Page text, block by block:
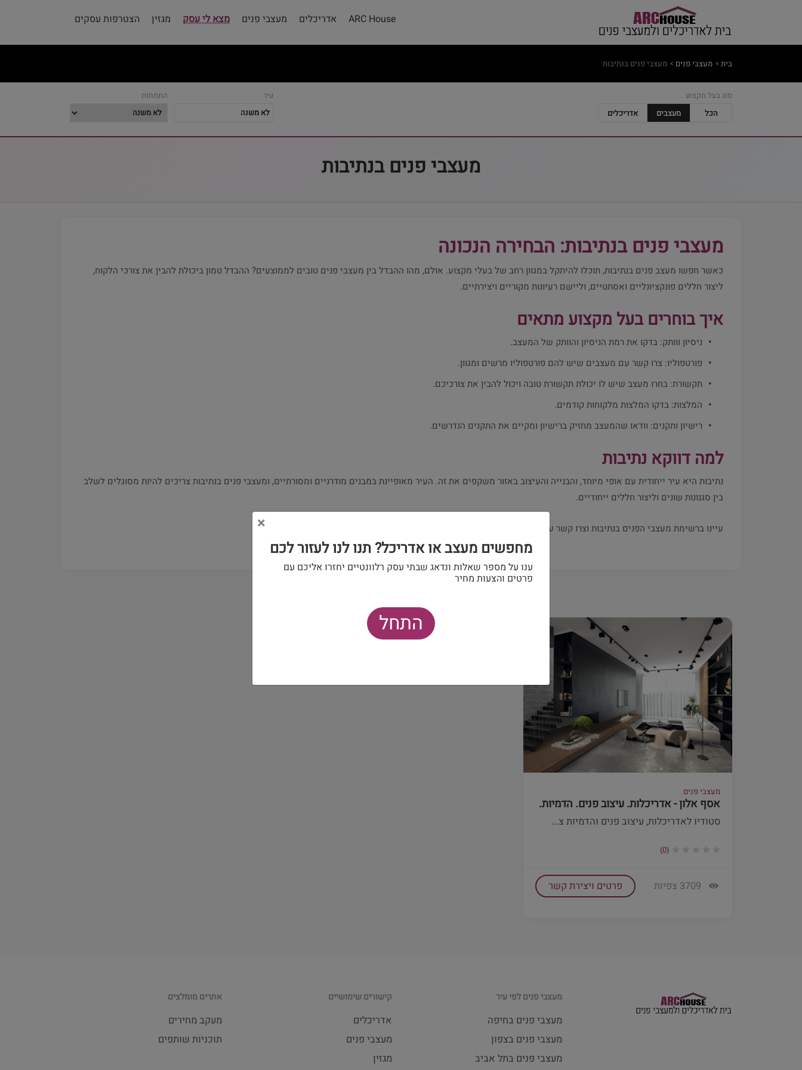
ARC House אדריכלים מעצבי פנים מצא לי עסק מגזין הצטרפות עסקים
בית מעצבי פנים מעצבי פנים בנתיבות
סוג בעל מקצוע
הכל
מעצבים אדריכלים
התמחות עיר
מעצבי פנים בנתיבות
מעצבי פנים בנתיבות: הבחירה הנכונה
כאשר חפשו מעצב פנים בנתיבות, תוכלו להיתקל במגוון רחב של בעלי מקצוע. אולם, מהו ההבדל בין מעצבי פנים טובים לממוצעים? ההבדל טמון ביכולת להבין את צורכי הלקוח,
ליצור חללים פונקציונליים ואסתטיים, וליישם רעיונות מקוריים ויצירתיים.
איך בוחרים בעל מקצוע מתאים
ניסיון ווותק: בדקו את רמת הניסיון והוותק של המעצב.
פורטפוליו: צרו קשר עם מעצבים שיש להם פורטפוליו מרשים ומגוון.
תקשורת: בחרו מעצב שיש לו יכולת תקשורת טובה ויכול להבין את צורכיכם.
המלצות: בדקו המלצות מלקוחות קודמים.
רישיון ותקנים: וודאו שהמעצב מחזיק ברישיון ומקיים את התקנים הנדרשים.
למה דווקא נתיבות
נתיבות היא עיר ייחודית עם אופי מיוחד, והבנייה והעיצוב באזור משקפים את זה. העיר מאופיינת במבנים מודרניים ומסורתיים, ומעצבי פנים בנתיבות צריכים להיות מסוגלים לשלב
בין סגנונות שונים וליצור חללים ייחודיים.
עיינו ברשימת מעצבי הפנים בנתיבות וצרו קשר עם אלו שמתאימים לצורכיכם, כדי ליצור חללים יפים ופונקציונליים.
מעצבי פנים
אסף אלון - אדריכלות. עיצוב פנים. הדמיות.
סטודיו לאדריכלות, עיצוב פנים והדמיות צ...
(0)
פרטים ויצירת קשר
מעצבי פנים לפי עיר
מעצבי פנים בחיפה
מעצבי פנים בצפון
מעצבי פנים בתל אביב
קישורים שימושיים
אדריכלים
מעצבי פנים
מגזין
אתרים מומלצים
מעקב מחירים
תוכניות שותפים
×
מחפשים מעצב או אדריכל? תנו לנו לעזור לכם
ענו על מספר שאלות ונדאג שבתי עסק רלוונטיים יחזרו אליכם עם
פרטים והצעות מחיר
התחל